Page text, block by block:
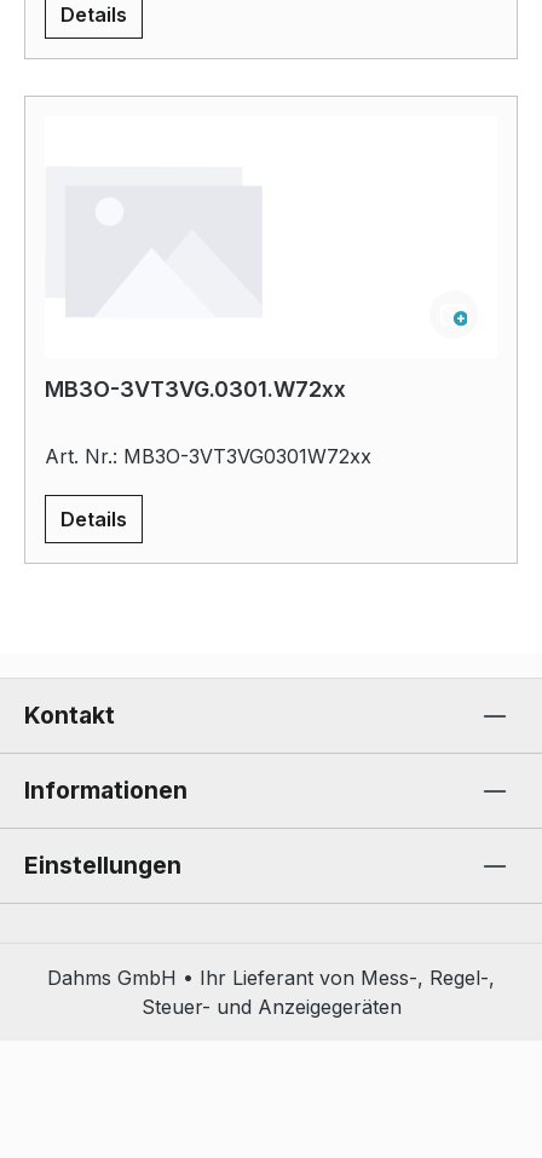
Details
MB3O-3VT3VG.0301.W72xx
Art. Nr.: MB3O-3VT3VG0301W72xx
Details
Kontakt
Informationen
Einstellungen
Dahms GmbH • Ihr Lieferant von Mess-, Regel-,
Steuer- und Anzeigegeräten